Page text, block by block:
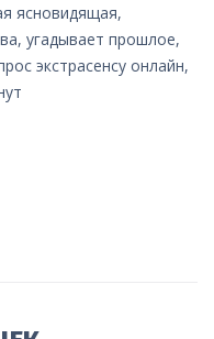
ясновидящая,
угадывает прошлое,
экстрасенсу онлайн,